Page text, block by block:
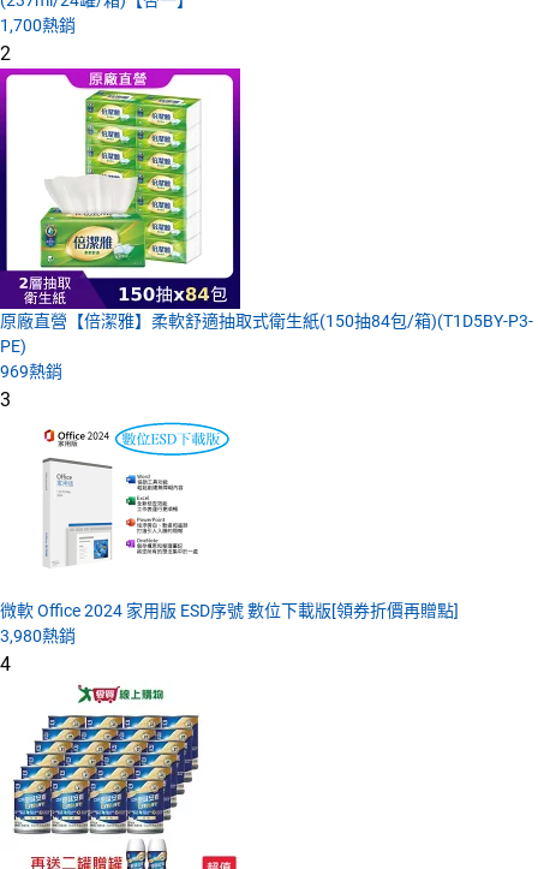
1,700熱銷
2
原廠直營【倍潔雅】柔軟舒適抽取式衛生紙(150抽84包/箱)(T1D5BY-P3-
PE)
969熱銷
3
微軟 Office 2024 家用版 ESD序號 數位下載版[領券折價再贈點]
3,980熱銷
4